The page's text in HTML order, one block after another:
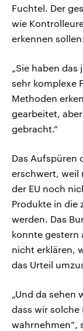
Fuchtel. Der
wie
erkennen
„Sie haben
sehr komplexe
Methoden
gearbeitet,
gebracht.“
Das Aufspüren
erschwert, weil
der EU noch
Produkte in die
werden. Das
konnte gestern
nicht erklären,
das Urteil
„Und da sehen
dass wir
wahrnehmen“,